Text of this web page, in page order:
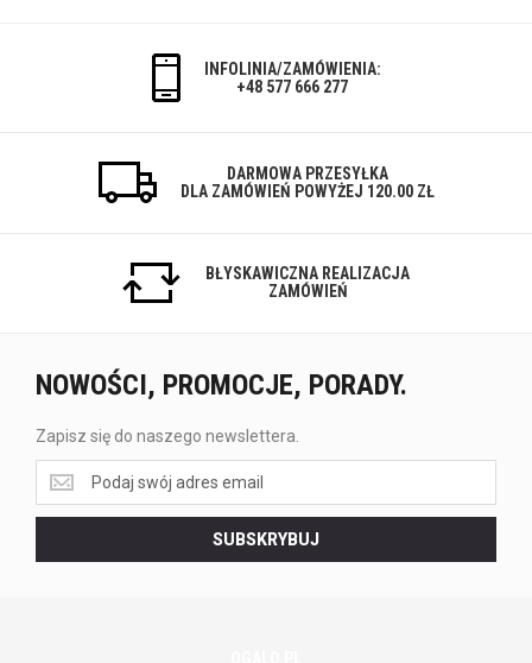
INFOLINIA/ZAMÓWIENIA:
+48 577 666 277
DARMOWA PRZESYŁKA
DLA ZAMÓWIEŃ POWYŻEJ 120.00 ZŁ
BŁYSKAWICZNA REALIZACJA
ZAMÓWIEŃ
NOWOŚCI, PROMOCJE, PORADY.
Zapisz się do naszego newslettera.
Zapisz
się
do
newslettera.
SUBSKRYBUJ